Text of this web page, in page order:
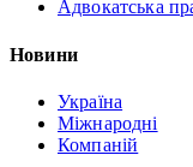
Адвокатська
Новини
Україна
Міжнародні
Компаній